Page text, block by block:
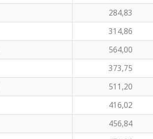
284,83
314,86
564,00
373,75
511,20
416,02
456,84